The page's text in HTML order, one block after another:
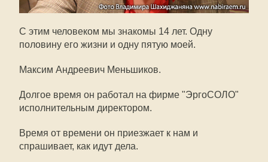
С этим человеком мы знакомы 14 лет. Одну
половину его жизни и одну пятую моей.
Максим Андреевич Меньшиков.
Долгое время он работал на фирме "ЭргоСОЛО"
исполнительным директором.
Время от времени он приезжает к нам и
спрашивает, как идут дела.